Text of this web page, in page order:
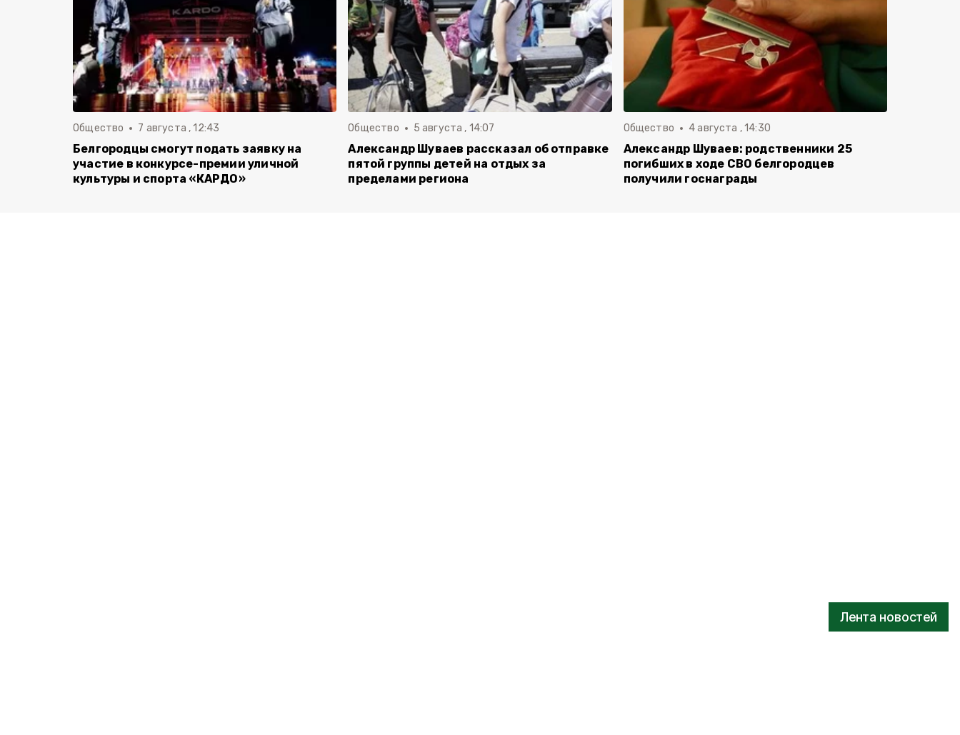
Лента новостей
Общество 7 августа , 12:43
Белгородцы смогут подать заявку на
участие в конкурсе-премии уличной
культуры и спорта «КАРДО»
Общество 5 августа , 14:07
Александр Шуваев рассказал об отправке
пятой группы детей на отдых за
пределами региона
Общество 4 августа , 14:30
Александр Шуваев: родственники 25
погибших в ходе СВО белгородцев
получили госнаграды